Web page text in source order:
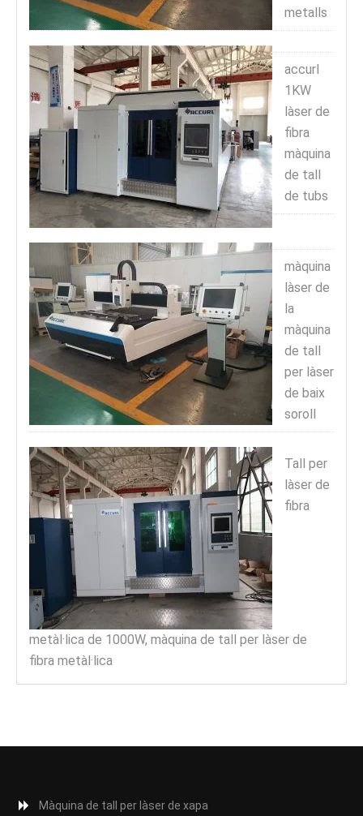
metalls
accurl
1KW
làser de
fibra
màquina
de tall
de tubs
màquina
làser de
la
màquina
de tall
per làser
de baix
soroll
Tall per
làser de
fibra
metàl·lica de 1000W, màquina de tall per làser de
fibra metàl·lica
Màquina de tall per làser de xapa